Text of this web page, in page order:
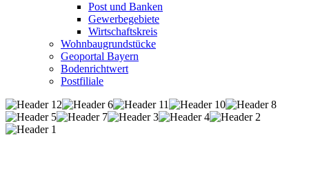
Post und Banken
Gewerbegebiete
Wirtschaftskreis
Wohnbaugrundstücke
Geoportal Bayern
Bodenrichtwert
Postfiliale